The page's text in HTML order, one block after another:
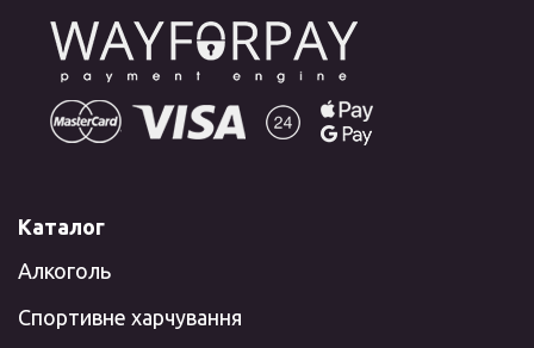
Каталог
Алкоголь
Спортивне харчування